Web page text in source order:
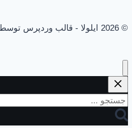
© 2026 ایلولا - قالب وردپرس توسط
جستجو
برای: